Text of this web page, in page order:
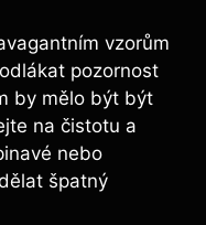
vzorům
pozornost
by ⁤mělo být být
na čistotu​ a
nebo
špatný